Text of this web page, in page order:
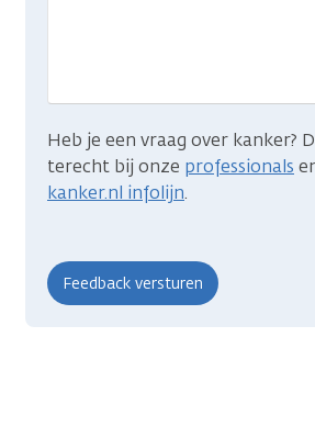
Heb je een vraag over kanker?
terecht bij onze professionals
kanker.nl infolijn.